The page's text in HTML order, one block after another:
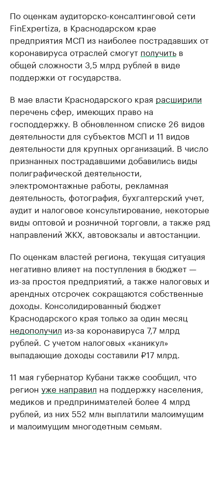
По оценкам аудиторско-консалтинговой сети
FinExpertiza, в Краснодарском крае
предприятия МСП из наиболее пострадавших от
коронавируса отраслей смогут получить в
общей сложности 3,5 млрд рублей в виде
поддержки от государства.
В мае власти Краснодарского края расширили
перечень сфер, имеющих право на
господдержку. В обновленном списке 26 видов
деятельности для субъектов МСП и 11 видов
деятельности для крупных организаций. В число
признанных пострадавшими добавились виды
полиграфической деятельности,
электромонтажные работы, рекламная
деятельность, фотография, бухгалтерский учет,
аудит и налоговое консультирование, некоторые
виды оптовой и розничной торговли, а также ряд
направлений ЖКХ, автовокзалы и автостанции.
По оценкам властей региона, текущая ситуация
негативно влияет на поступления в бюджет —
из-за простоя предприятий, а также налоговых и
арендных отсрочек сокращаются собственные
доходы. Консолидированный бюджет
Краснодарского края только за один месяц
недополучил из-за коронавируса 7,7 млрд
рублей. С учетом налоговых «каникул»
выпадающие доходы составили ₽17 млрд.
11 мая губернатор Кубани также сообщил, что
регион уже направил на поддержку населения,
медиков и предпринимателей более 4 млрд
рублей, из них 552 млн выплатили малоимущим
и малоимущим многодетным семьям.